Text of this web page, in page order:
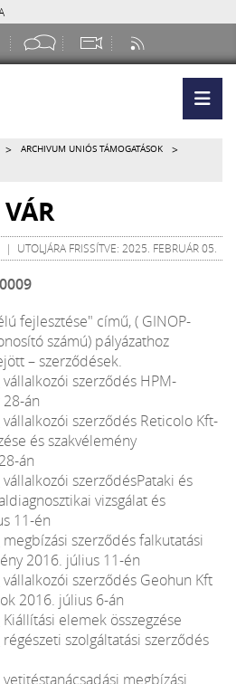
> ARCHIVUM UNIÓS TÁMOGATÁSOK >
UTOLJÁRA FRISSÍTVE: 2025. FEBRUÁR 05.
fejlesztése" című, ( GINOP-
számú) pályázathoz
– szerződések.
vállalkozói szerződés HPM-
án
vállalkozói szerződés Reticolo Kft-
és szakvélemény
án
vállalkozói szerződésPataki és
vizsgálat és
11-én
megbízási szerződés falkutatási
2016. július 11-én
vállalkozói szerződés Geohun Kft
2016. július 6-án
Kiállítási elemek összegzése
régészeti szolgáltatási szerződés
vetitéstanácsadási megbízási